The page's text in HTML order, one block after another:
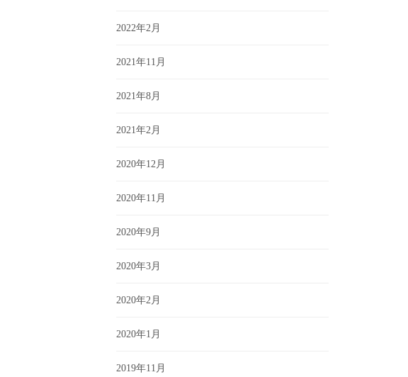
2022年2月
2021年11月
2021年8月
2021年2月
2020年12月
2020年11月
2020年9月
2020年3月
2020年2月
2020年1月
2019年11月